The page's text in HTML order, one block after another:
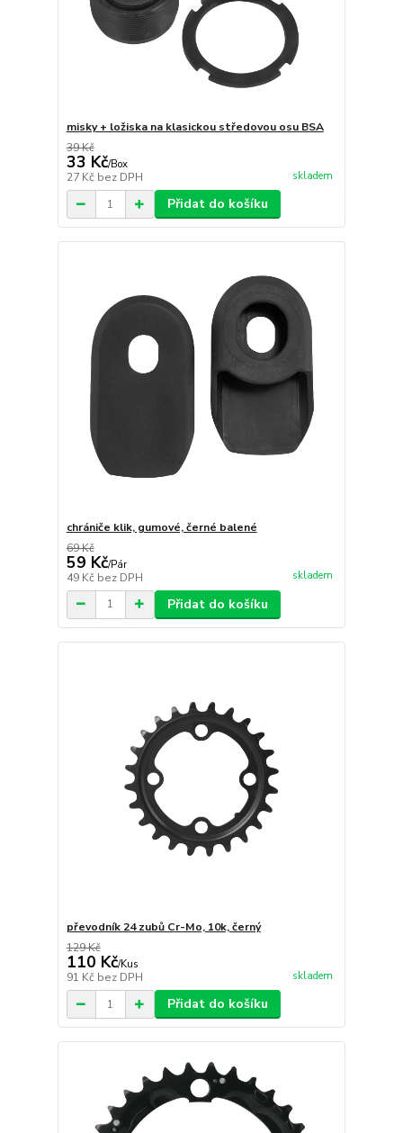
misky + ložiska na klasickou středovou osu BSA
39 Kč
33 Kč/Box
27 Kč bez DPH skladem
Přidat do košíku
chrániče klik, gumové, černé balené
69 Kč
59 Kč/Pár
49 Kč bez DPH skladem
Přidat do košíku
převodník 24 zubů Cr-Mo, 10k, černý
129 Kč
110 Kč/Kus
91 Kč bez DPH skladem
Přidat do košíku